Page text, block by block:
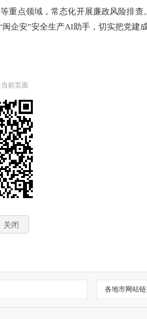
点领域，常态化开展廉政风险排查
企安”安全生产AI助手，切实把党建
前页面
关闭
各地市网站